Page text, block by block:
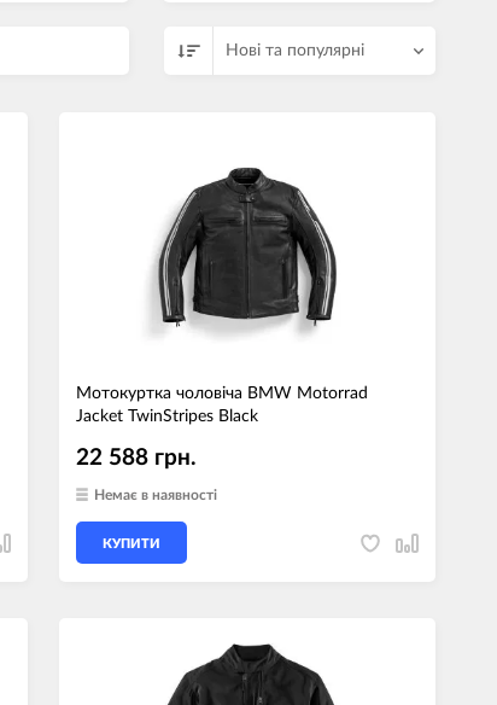
Нові та популярні
Мотокуртка чоловіча BMW Motorrad
Jacket TwinStripes Black
22 588 грн.
Немає в наявності
КУПИТИ